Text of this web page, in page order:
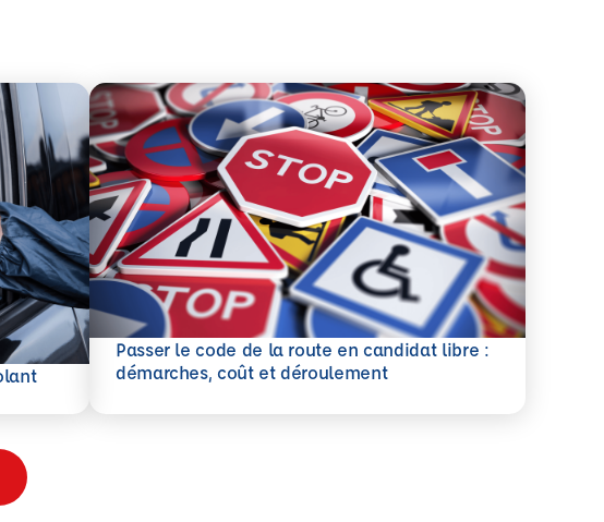
Passer le code de la route en candidat libre :
démarches, coût et déroulement
En savoir plus